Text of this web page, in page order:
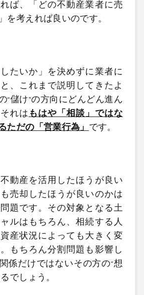
ば、「どの不動産業者に売
を考えれば良いのです。
したいか」を決めずに業者に
、これまで説明してきたよ
“儲け”の方向にどんどん進ん
れは もはや「相談」ではな
ただの「営業行為」 です。
動産を活用したほうが良い
売却したほうが良いのかは
題です。その対象となる土
ルはもちろん、相続する人
産状況によっても大きく変
もちろん分割問題も影響し
係だけではないその方の“想
でしょう。